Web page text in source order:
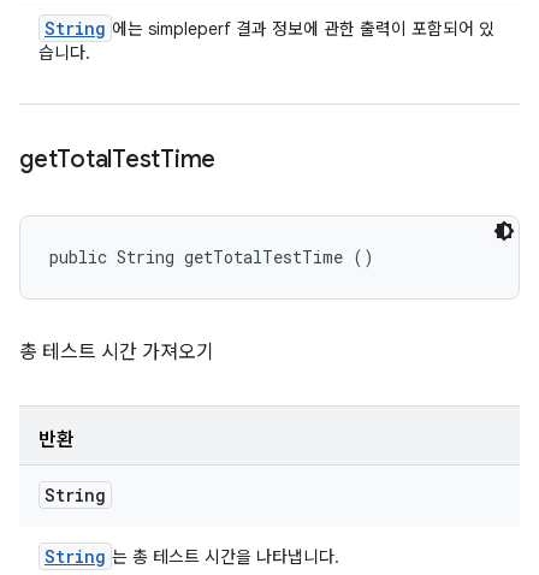
String 에는 simpleperf 결과 정보에 관한 출력이 포함되어 있
습니다.
getTotalTestTime
public String getTotalTestTime ()
총 테스트 시간 가져오기
반환
String
String 는 총 테스트 시간을 나타냅니다.